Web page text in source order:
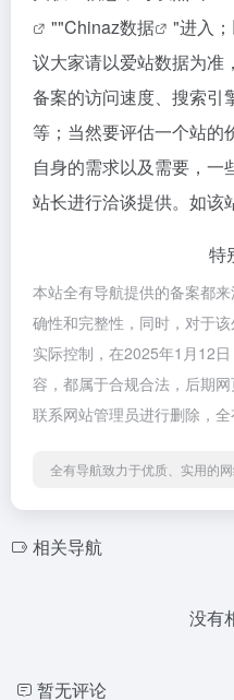
""Chinaz数据
"进入
议大家请以爱站数据为准
备案的访问速度、搜索引
等；当然要评估一个站的
自身的需求以及需要，一
站长进行洽谈提供。如该
特
本站全有导航提供的备案都
确性和完整性，同时，对于
实际控制，在2025年1月12
容，都属于合规合法，后期
联系网站管理员进行删除，全
全有导航致力于优质、实用的
相关导航
没有
暂无评论